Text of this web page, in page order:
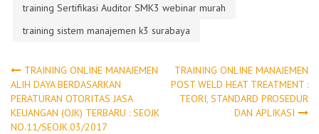
training Sertifikasi Auditor SMK3 webinar murah
training sistem manajemen k3 surabaya
Post
navigation
TRAINING ONLINE MANAJEMEN
ALIH DAYA BERDASARKAN
PERATURAN OTORITAS JASA
KEUANGAN (OJK) TERBARU : SEOJK
NO.11/SEOJK.03/2017
TRAINING ONLINE MANAJEMEN
POST WELD HEAT TREATMENT :
TEORI, STANDARD PROSEDUR
DAN APLIKASI